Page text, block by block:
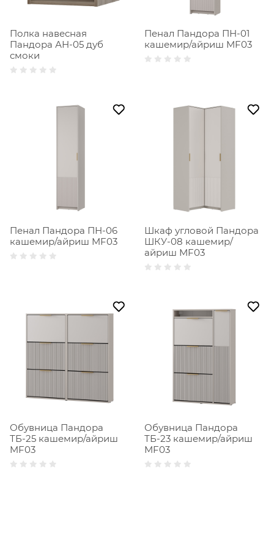
Полка навесная
Пандора АН-05 дуб
смоки
Пенал Пандора ПН-01
кашемир/айриш MF03
Пенал Пандора ПН-06
кашемир/айриш MF03
Шкаф угловой Пандора
ШКУ-08 кашемир/
айриш MF03
Обувница Пандора
ТБ-25 кашемир/айриш
MF03
Обувница Пандора
ТБ-23 кашемир/айриш
MF03